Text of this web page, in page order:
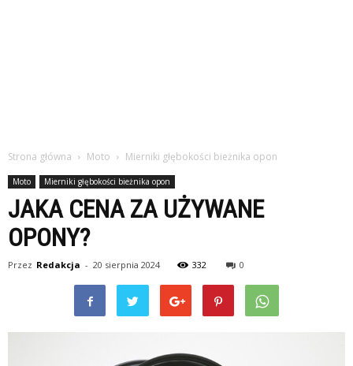
Strona główna Moto Mierniki głębokości bieżnika opon
Moto Mierniki głębokości bieżnika opon
JAKA CENA ZA UŻYWANE
OPONY?
Przez Redakcja - 20 sierpnia 2024 332 0